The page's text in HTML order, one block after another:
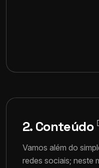
2. Conteúdo
Vamos além do
redes sociais; neste